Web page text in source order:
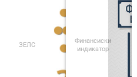
ЗЕЛС
Финансиски
индикатор